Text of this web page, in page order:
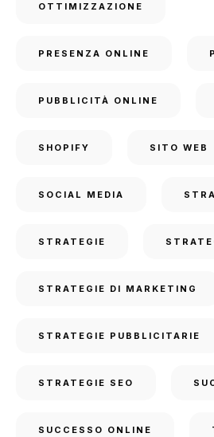
OTTIMIZZAZIONE
PRESENZA ONLINE
PUBBLICITÀ ONLINE
SHOPIFY SITO WEB
SOCIAL MEDIA
STRATEGIE
STRATEGIE DI MARKETING
STRATEGIE PUBBLICITARIE
STRATEGIE SEO
SUCCESSO ONLINE